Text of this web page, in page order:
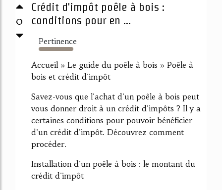
0
Crédit d'impôt poêle à bois :
conditions pour en ...
Pertinence
381%
Accueil » Le guide du poêle à bois » Poêle à
bois et crédit d'impôt
Savez-vous que l'achat d'un poêle à bois peut
vous donner droit à un crédit d'impôts ? Il y a
certaines conditions pour pouvoir bénéficier
d'un crédit d'impôt. Découvrez comment
procéder.
Installation d'un poêle à bois : le montant du
crédit d'impôt